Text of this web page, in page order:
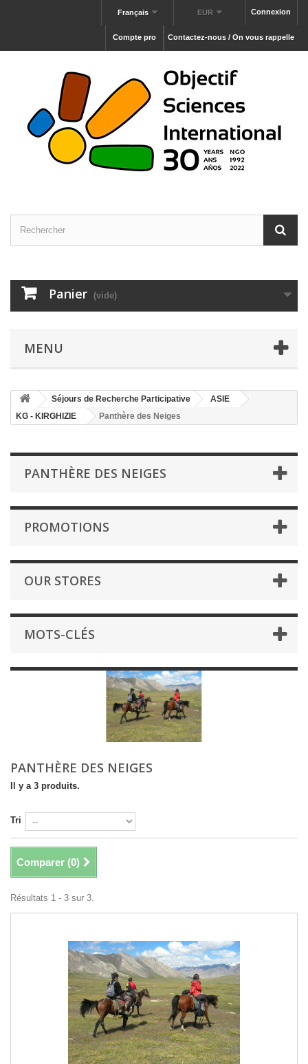
Connexion
EUR
Français
Contactez-nous / On vous rappelle
Compte pro
Panier (vide)
MENU
Séjours de Recherche Participative
ASIE
KG - KIRGHIZIE
Panthère des Neiges
PANTHÈRE DES NEIGES
PROMOTIONS
OUR STORES
MOTS-CLÉS
PANTHÈRE DES NEIGES
Il y a 3 produits.
Tri
Comparer (0)
Résultats 1 - 3 sur 3.